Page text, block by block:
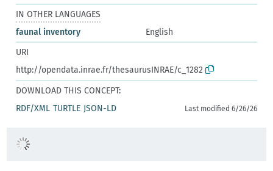
IN OTHER LANGUAGES
faunal inventory
English
URI
http://opendata.inrae.fr/thesaurusINRAE/c_1282
DOWNLOAD THIS CONCEPT:
RDF/XML TURTLE JSON-LD Last modified 6/26/26